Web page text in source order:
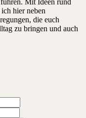
hier neben
die euch
zu bringen und auch